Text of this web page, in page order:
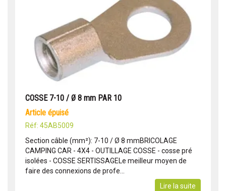
COSSE 7-10 / Ø 8 mm PAR 10
article épuisé
Réf: 45AB5009
Section câble (mm²): 7-10 / Ø 8 mmBRICOLAGE
CAMPING CAR - 4X4 - OUTILLAGE COSSE - cosse pré
isolées - COSSE SERTISSAGELe meilleur moyen de
faire des connexions de profe...
Lire la suite